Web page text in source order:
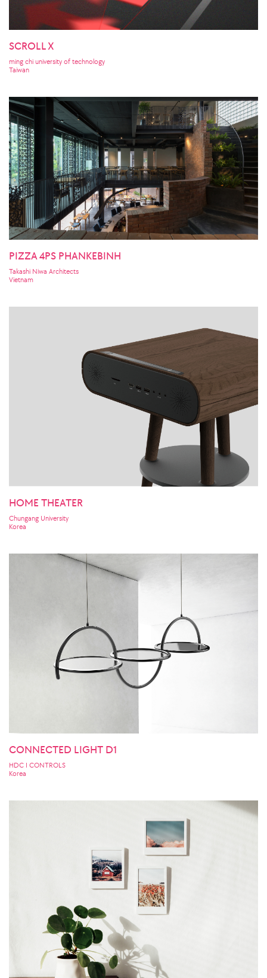
SCROLL X
ming chi university of technology
Taiwan
PIZZA 4PS PHANKEBINH
Takashi Niwa Architects
Vietnam
HOME THEATER
Chungang University
Korea
CONNECTED LIGHT D1
HDC I CONTROLS
Korea